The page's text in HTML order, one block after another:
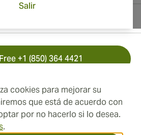
cookies para mejorar su
que está de acuerdo con
por no hacerlo si lo desea.
.
Salir
+1 (850) 364 4421
+41 22 518 44 43